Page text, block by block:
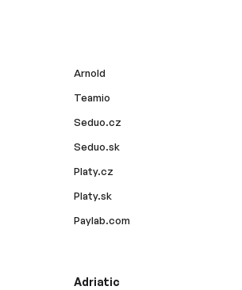
Arnold
Teamio
Seduo.cz
Seduo.sk
Platy.cz
Platy.sk
Paylab.com
Adriatic